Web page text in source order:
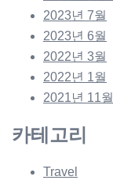
2023년 7월
2023년 6월
2022년 3월
2022년 1월
2021년 11월
카테고리
Travel